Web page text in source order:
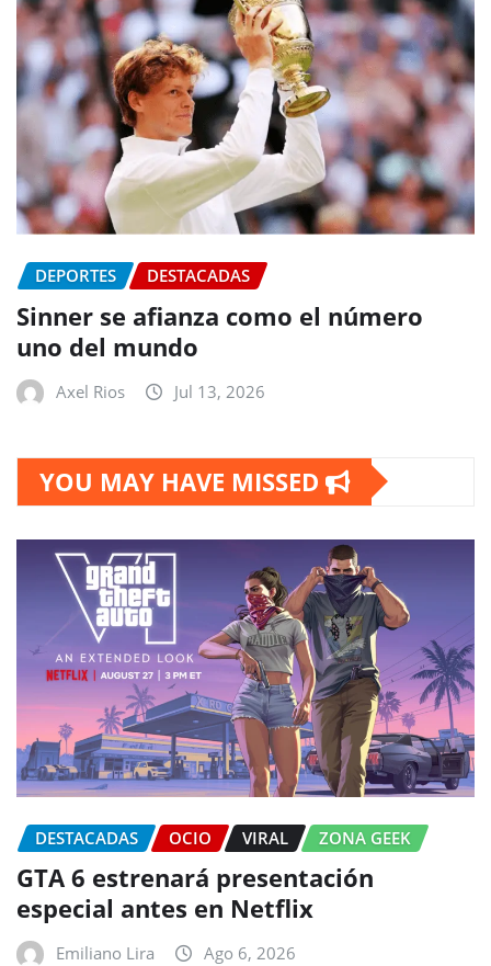
DEPORTES DESTACADAS
Sinner se afianza como el número
uno del mundo
Axel Rios Jul 13, 2026
YOU MAY HAVE MISSED
DESTACADAS OCIO VIRAL ZONA GEEK
GTA 6 estrenará presentación
especial antes en Netflix
Emiliano Lira Ago 6, 2026